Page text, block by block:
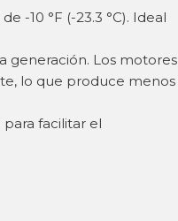
-10 °F (-23.3 °C). Ideal
generación. Los motores
lo que produce menos
facilitar el